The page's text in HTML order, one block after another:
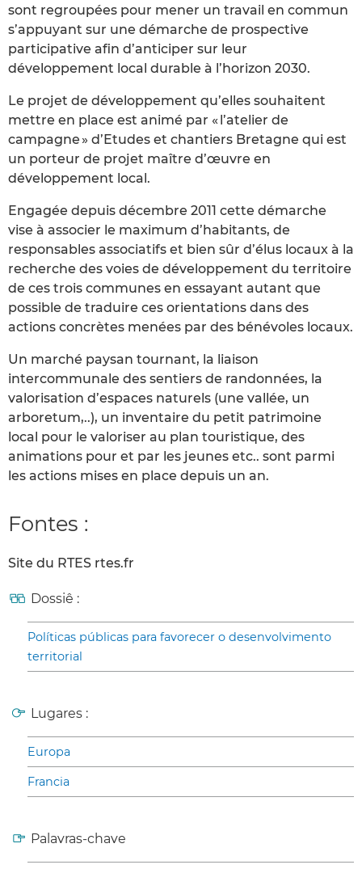
sont regroupées pour mener un travail en commun
s’appuyant sur une démarche de prospective
participative afin d’anticiper sur leur
développement local durable à l’horizon 2030.
Le projet de développement qu’elles souhaitent
mettre en place est animé par « l’atelier de
campagne » d’Etudes et chantiers Bretagne qui est
un porteur de projet maître d’œuvre en
développement local.
Engagée depuis décembre 2011 cette démarche
vise à associer le maximum d’habitants, de
responsables associatifs et bien sûr d’élus locaux à la
recherche des voies de développement du territoire
de ces trois communes en essayant autant que
possible de traduire ces orientations dans des
actions concrètes menées par des bénévoles locaux.
Un marché paysan tournant, la liaison
intercommunale des sentiers de randonnées, la
valorisation d’espaces naturels (une vallée, un
arboretum,..), un inventaire du petit patrimoine
local pour le valoriser au plan touristique, des
animations pour et par les jeunes etc.. sont parmi
les actions mises en place depuis un an.
Fontes :
Site du RTES rtes.fr
Dossiê :
Políticas públicas para favorecer o desenvolvimento
territorial
Lugares :
Europa
Francia
Palavras-chave